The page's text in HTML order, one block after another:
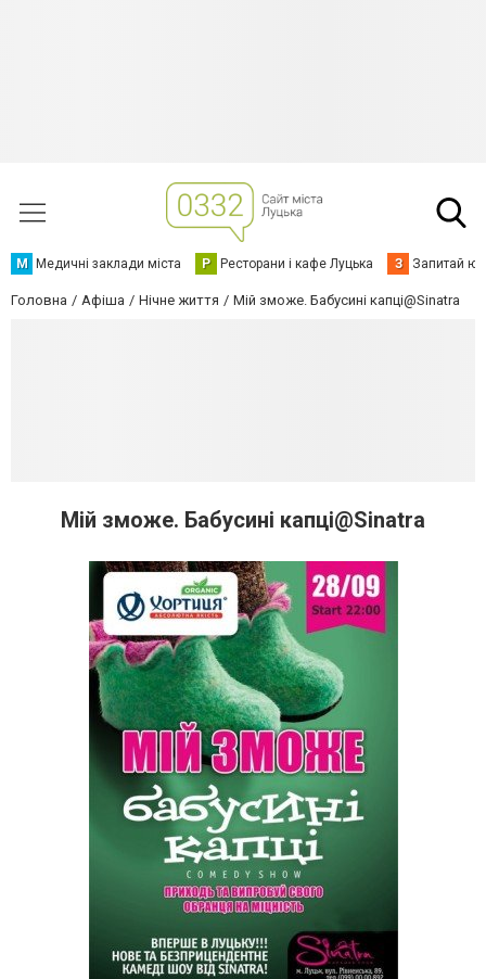
М Медичні заклади міста Р Ресторани і кафе Луцька З Запитай
Головна Афіша Нічне життя Мій зможе. Бабусині капці@Sinatra
Мій зможе. Бабусині капці@Sinatra